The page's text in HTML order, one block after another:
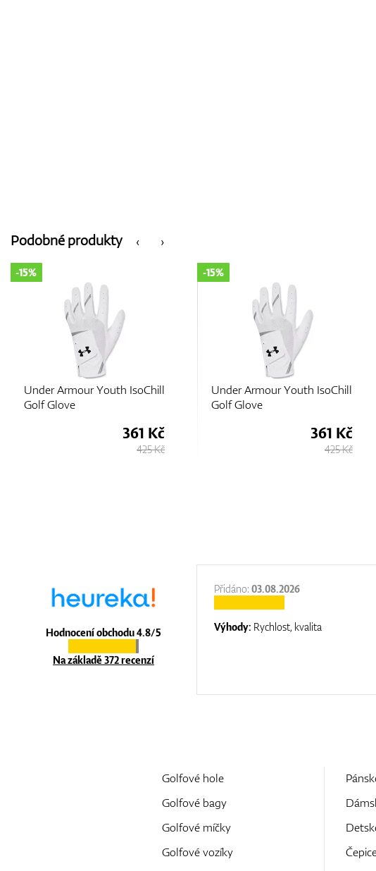
‹
Podobné produkty ›
Under Armour Youth IsoChill
Golf Glove
-15%
361 Kč
425 Kč
Under Armour Youth IsoChill
Golf Glove
-15%
361 Kč
425 Kč
Hodnocení obchodu 4.8/5
Na základě 372 recenzí
Přidáno:03.08.2026
Výhody: Rychlost, kvalita
Golfové hole
Golfové bagy
Golfové míčky
Golfové vozíky